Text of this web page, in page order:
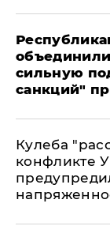
сильную
санкций"
Кулеба
конфликте